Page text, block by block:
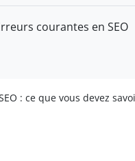
courantes en SEO
: ce que vous devez